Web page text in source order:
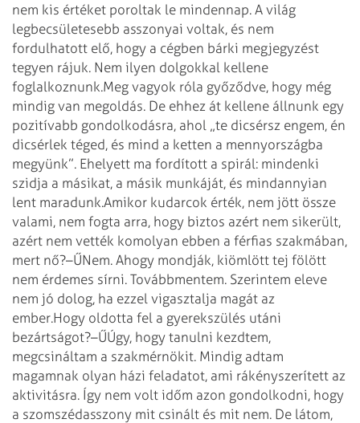
nem kis értéket poroltak le mindennap. A világ
legbecsületesebb asszonyai voltak, és nem
fordulhatott elő, hogy a cégben bárki megjegyzést
tegyen rájuk. Nem ilyen dolgokkal kellene
foglalkoznunk.Meg vagyok róla győződve, hogy még
mindig van megoldás. De ehhez át kellene állnunk egy
pozitívabb gondolkodásra, ahol „te dicsérsz engem, én
dicsérlek téged, és mind a ketten a mennyországba
megyünk”. Ehelyett ma fordított a spirál: mindenki
szidja a másikat, a másik munkáját, és mindannyian
lent maradunk.Amikor kudarcok érték, nem jött össze
valami, nem fogta arra, hogy biztos azért nem sikerült,
azért nem vették komolyan ebben a férfias szakmában,
mert nő?–ŰNem. Ahogy mondják, kiömlött tej fölött
nem érdemes sírni. Tovább­mentem. Szerintem eleve
nem jó dolog, ha ezzel vigasztalja magát az
ember.Hogy oldotta fel a gyerekszülés utáni
bezártságot?–ŰÚgy, hogy tanulni kezdtem,
megcsináltam a szakmérnökit. Mindig adtam
magamnak olyan házi feladatot, ami rákényszerített az
aktivitásra. Így nem volt időm azon gondolkodni, hogy
a szomszédasszony mit csinált és mit nem. De látom,